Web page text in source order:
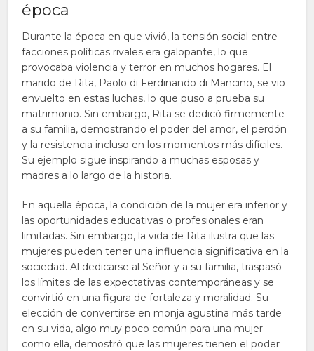
época
Durante la época en que vivió, la tensión social entre
facciones políticas rivales era galopante, lo que
provocaba violencia y terror en muchos hogares. El
marido de Rita, Paolo di Ferdinando di Mancino, se vio
envuelto en estas luchas, lo que puso a prueba su
matrimonio. Sin embargo, Rita se dedicó firmemente
a su familia, demostrando el poder del amor, el perdón
y la resistencia incluso en los momentos más difíciles.
Su ejemplo sigue inspirando a muchas esposas y
madres a lo largo de la historia.
En aquella época, la condición de la mujer era inferior y
las oportunidades educativas o profesionales eran
limitadas. Sin embargo, la vida de Rita ilustra que las
mujeres pueden tener una influencia significativa en la
sociedad. Al dedicarse al Señor y a su familia, traspasó
los límites de las expectativas contemporáneas y se
convirtió en una figura de fortaleza y moralidad. Su
elección de convertirse en monja agustina más tarde
en su vida, algo muy poco común para una mujer
como ella, demostró que las mujeres tienen el poder